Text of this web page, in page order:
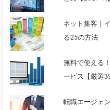
ネット集客｜
る25の方法
無料で使える
ービス【厳選
転職エージェ